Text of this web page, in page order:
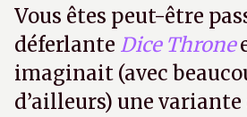
Vous êtes peut-être
déferlante Dice Throne
imaginait (avec
d’ailleurs) une variante